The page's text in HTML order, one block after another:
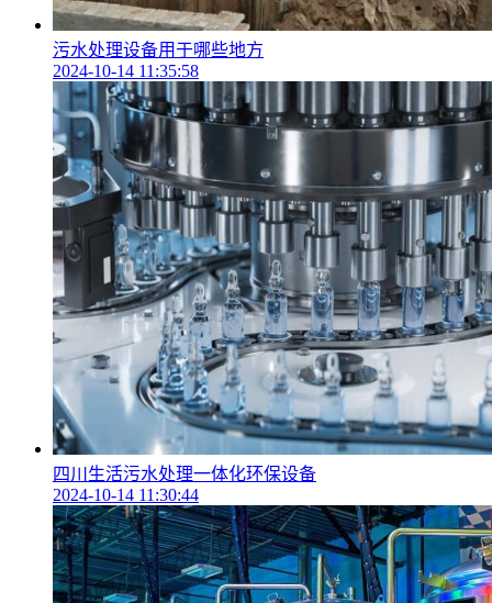
污水处理设备用于哪些地方
2024-10-14 11:35:58
四川生活污水处理一体化环保设备
2024-10-14 11:30:44